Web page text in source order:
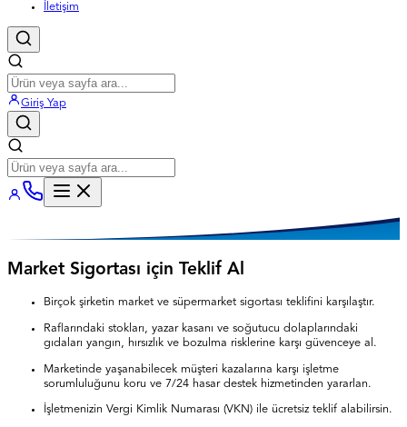
İletişim
Giriş Yap
Market Sigortası için Teklif Al
Birçok şirketin market ve süpermarket sigortası teklifini karşılaştır.
Raflarındaki stokları, yazar kasanı ve soğutucu dolaplarındaki
gıdaları yangın, hırsızlık ve bozulma risklerine karşı güvenceye al.
Marketinde yaşanabilecek müşteri kazalarına karşı işletme
sorumluluğunu koru ve 7/24 hasar destek hizmetinden yararlan.
İşletmenizin Vergi Kimlik Numarası (VKN) ile ücretsiz teklif alabilirsin.